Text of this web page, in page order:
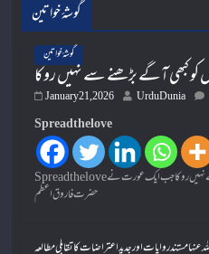
گوشۂ خواتین
گوشۂ خواتین
کبھی آگے بڑھنے سے نہیں روکا
January 21, 2026 UrduDunia
Spread the love
Spread the loveمذہب اسلام نے عورتوں کو کبھی آگے بڑھنے سے نہیں روکا جب ایک عورت نے
حضرت فاروق اعظم
عنہا مستند روایات اور جدید اعتراضات کا تقابلی مطالعہ